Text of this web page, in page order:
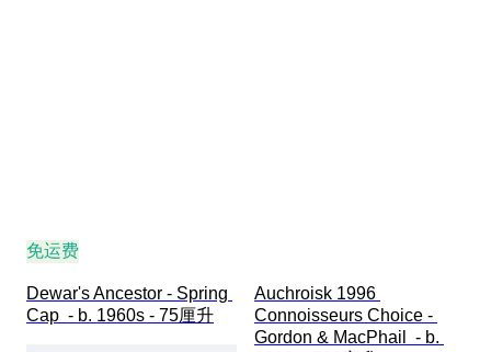
免运费
Dewar's Ancestor - Spring
Cap  - b. 1960s - 75厘升
Auchroisk 1996
Connoisseurs Choice -
Gordon & MacPhail  - b.